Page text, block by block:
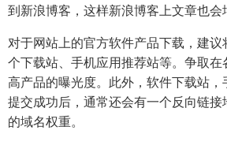
到新浪博客，这样新浪博客上文章也会
对于网站上的官方软件产品下载，建
个下载站、手机应用推荐站等。争取
高产品的曝光度。此外，软件下载站
提交成功后，通常还会有一个反向链
的域名权重。